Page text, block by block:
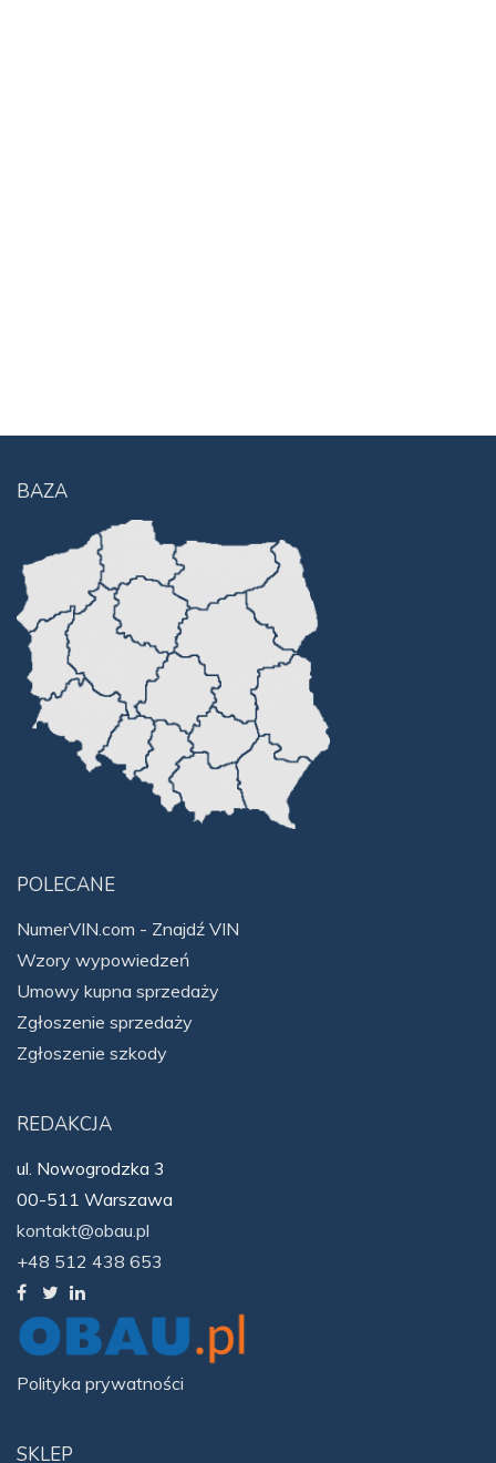
SKLEP
BAZA
POLECANE
NumerVIN.com - Znajdź VIN
Wzory wypowiedzeń
Umowy kupna sprzedaży
Zgłoszenie sprzedaży
Zgłoszenie szkody
REDAKCJA
ul. Nowogrodzka 3
00-511 Warszawa
kontakt@obau.pl
+48 512 438 653
Polityka prywatności